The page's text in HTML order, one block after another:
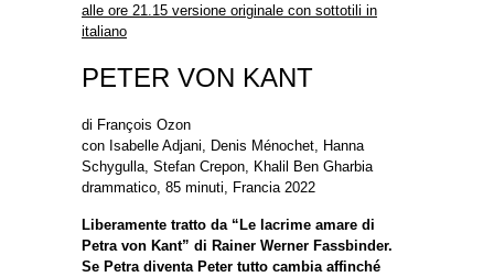
alle ore 21.15 versione originale con sottotili in
italiano
PETER VON KANT
di François Ozon
con Isabelle Adjani, Denis Ménochet, Hanna
Schygulla, Stefan Crepon, Khalil Ben Gharbia
drammatico, 85 minuti, Francia 2022
Liberamente tratto da “Le lacrime amare di
Petra von Kant” di Rainer Werner Fassbinder.
Se Petra diventa Peter tutto cambia affinché